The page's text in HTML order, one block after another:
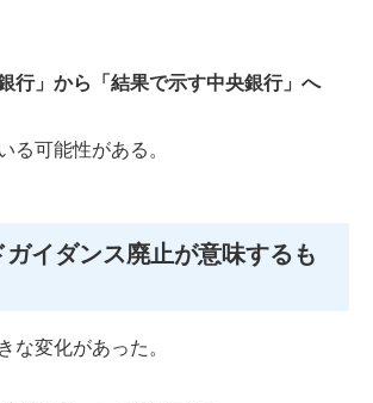
行」から「結果で示す中央銀行」へ
る可能性がある。
イダンス廃止が意味するも
な変化があった。